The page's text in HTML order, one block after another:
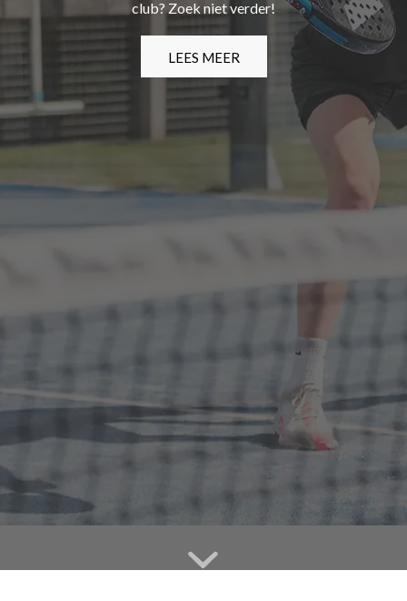
club? Zoek niet verder!
LEES MEER